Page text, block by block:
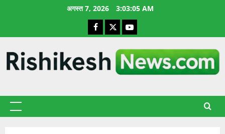
अगस्त 7, 2026 3:03:06 AM
Facebook
X YouTube
प्राथमिक